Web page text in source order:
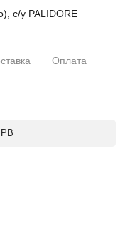
с/у PALIDORE
Оплата